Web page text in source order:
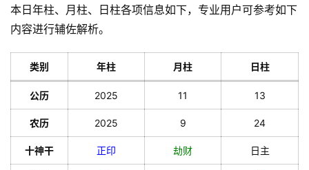
会
本日年柱、月柱、日柱各项信息如下，专业用户可参考如下
内容进行辅佐解析。
类别 年柱 月柱 日柱
公历 2025 11 13
农历 2025 9 24
十神干 正印 劫财 日主